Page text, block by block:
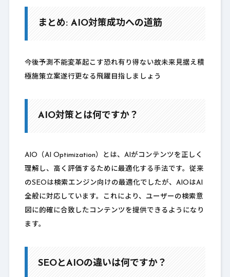
まとめ: AIO対策成功への道筋
今後予測不能変革起こす恐れ有り得ない故未来見据え積
極施策立案遂行更なる飛躍目指しましょう
AIO対策とは何ですか？
AIO（AI Optimization）とは、AIがコンテンツを正しく
理解し、高く評価するために最適化する手法です。従来
のSEOは検索エンジン向けの最適化でしたが、AIOはAI
全般に対応しています。これにより、ユーザーの検索意
図に的確に合致したコンテンツを提供できるようになり
ます。
SEOとAIOの違いは何ですか？